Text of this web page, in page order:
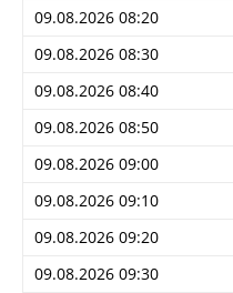
09.08.2026 08:20
09.08.2026 08:30
09.08.2026 08:40
09.08.2026 08:50
09.08.2026 09:00
09.08.2026 09:10
09.08.2026 09:20
09.08.2026 09:30